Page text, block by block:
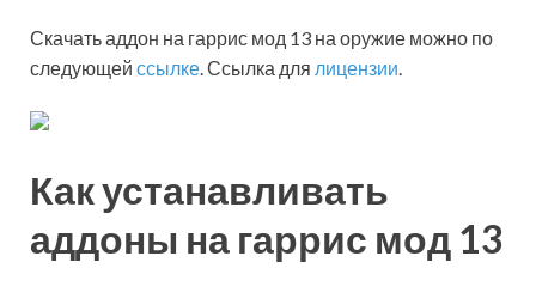
Скачать аддон на гаррис мод 13 на оружие можно по
следующей ссылке. Ссылка для лицензии.
Как устанавливать
аддоны на гаррис мод 13